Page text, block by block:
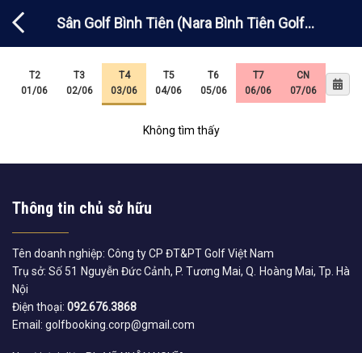
đến
Sân Golf Bình Tiên (Nara Bình Tiên Golf
Club)
T2
01/06
T3
02/06
T4
03/06
T5
04/06
T6
05/06
T7
06/06
CN
07/06
Không tìm thấy
Thông tin chủ sở hữu
Tên doanh nghiệp: Công ty CP ĐT&PT Golf Việt Nam
Trụ sở: Số 51 Nguyễn Đức Cảnh, P. Tương Mai, Q. Hoàng Mai, Tp. Hà
Nội
Điện thoại: 092.676.3868
Email: golfbooking.corp@gmail.com